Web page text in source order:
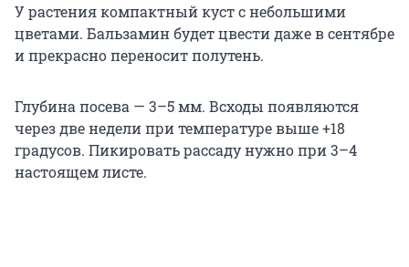
У растения компактный куст с небольшими
цветами. Бальзамин будет цвести даже в сентябре
и прекрасно переносит полутень.
Глубина посева — 3–5 мм. Всходы появляются
через две недели при температуре выше +18
градусов. Пикировать рассаду нужно при 3–4
настоящем листе.